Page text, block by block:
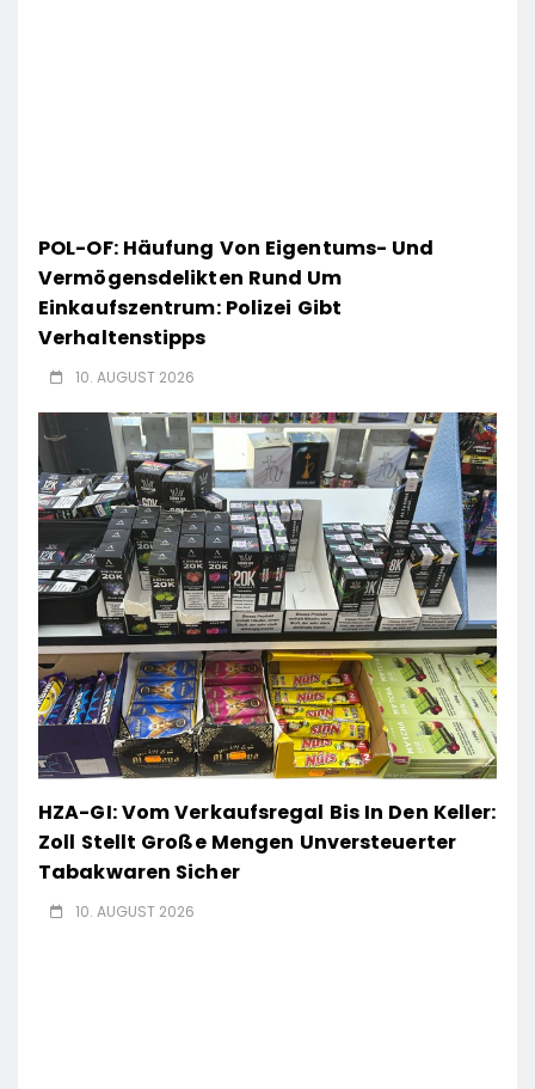
POL-OF: Häufung Von Eigentums- Und
Vermögensdelikten Rund Um
Einkaufszentrum: Polizei Gibt
Verhaltenstipps
10. AUGUST 2026
HZA-GI: Vom Verkaufsregal Bis In Den Keller:
Zoll Stellt Große Mengen Unversteuerter
Tabakwaren Sicher
10. AUGUST 2026